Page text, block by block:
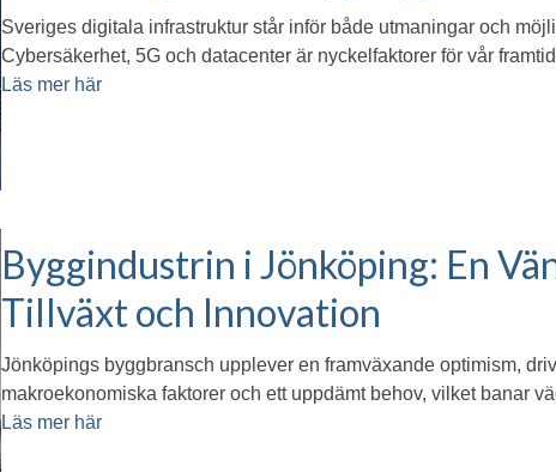
Sveriges digitala infrastruktur står inför både utmaningar och
Cybersäkerhet, 5G och datacenter är nyckelfaktorer för vår
Läs mer här
Byggindustrin i Jönköping: En
Tillväxt och Innovation
Jönköpings byggbransch upplever en framväxande optimism,
makroekonomiska faktorer och ett uppdämt behov, vilket banar
Läs mer här